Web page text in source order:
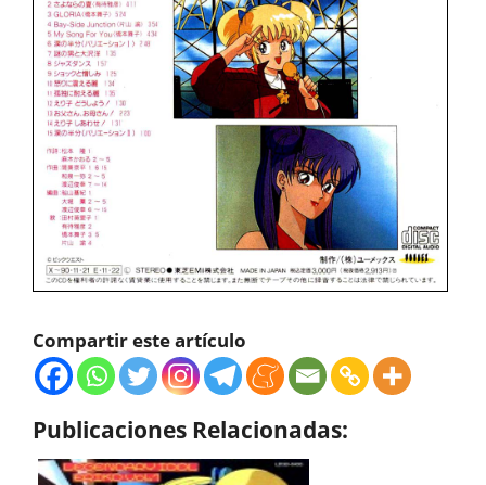
Compartir este artículo
Publicaciones Relacionadas: